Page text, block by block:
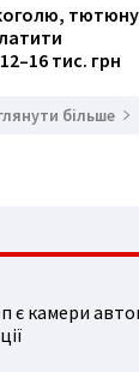
тютюну
тис. грн
більше
є камери